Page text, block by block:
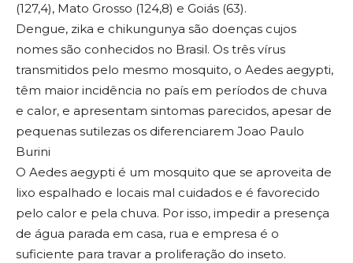
(127,4), Mato Grosso (124,8) e Goiás (63).
Dengue, zika e chikungunya são doenças cujos
nomes são conhecidos no Brasil. Os três vírus
transmitidos pelo mesmo mosquito, o Aedes aegypti,
têm maior incidência no país em períodos de chuva
e calor, e apresentam sintomas parecidos, apesar de
pequenas sutilezas os diferenciarem Joao Paulo
Burini
O Aedes aegypti é um mosquito que se aproveita de
lixo espalhado e locais mal cuidados e é favorecido
pelo calor e pela chuva. Por isso, impedir a presença
de água parada em casa, rua e empresa é o
suficiente para travar a proliferação do inseto.